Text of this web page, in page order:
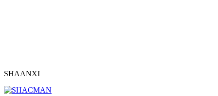
SHAANXI